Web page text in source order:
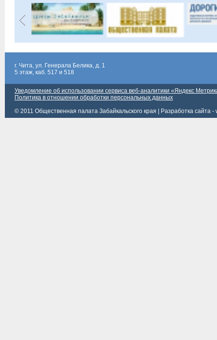
г. Чита, ул. Генерала Белика, д. 1
5 этаж, каб. 517 и 518
Уведомление об использовании сервиса веб-аналитики «Яндекс
Политика в отношении обработки персональных данных
© 2011 Общественная палата Забайкальского края |
Разработка сайта -